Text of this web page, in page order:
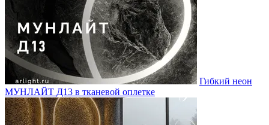
Гибкий неон
МУНЛАЙТ Д13 в тканевой оплетке